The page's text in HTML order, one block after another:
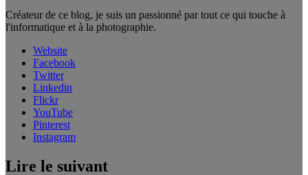
Créateur de ce blog, je suis un passionné par tout ce qui touche à
l'informatique et à la photographie.
Website
Facebook
Twitter
Linkedin
Flickr
YouTube
Pinterest
Instagram
Lire le suivant